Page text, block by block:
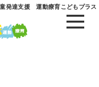
発達支援 運動療育こどもプラス